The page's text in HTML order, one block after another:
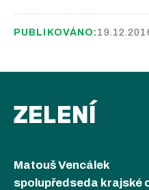
PUBLIKOVÁNO:
ZELENÍ
Matouš Vencálek
spolupředseda krajské